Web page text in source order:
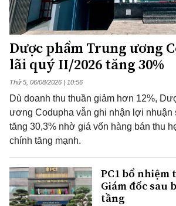
Dược phẩm Trung ương
lãi quý II/2026 tăng 30%
Thứ 5, 06/08/2026 | 10:56
Dù doanh thu thuần giảm hơn 12%,
ương Codupha vẫn ghi nhận lợi nhuận
tăng 30,3% nhờ giá vốn hàng bán thu
chính tăng mạnh.
PC1 bổ nhiệm
Giám đốc sau
tầng